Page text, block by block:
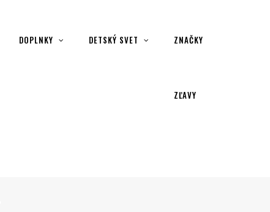
DOPLNKY DETSKÝ SVET ZNAČKY
ZĽAVY